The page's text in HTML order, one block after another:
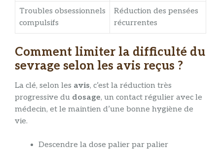
Troubles obsessionnels
compulsifs
Réduction des pensées
récurrentes
Comment limiter la difficulté du
sevrage selon les avis reçus ?
La clé, selon les avis, c’est la réduction très
progressive du dosage, un contact régulier avec le
médecin, et le maintien d’une bonne hygiène de
vie.
Descendre la dose palier par palier